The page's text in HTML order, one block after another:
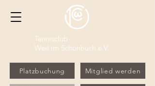
Tennisclub
Weil im Schönbuch e.V.
Platzbuchung Mitglied werden